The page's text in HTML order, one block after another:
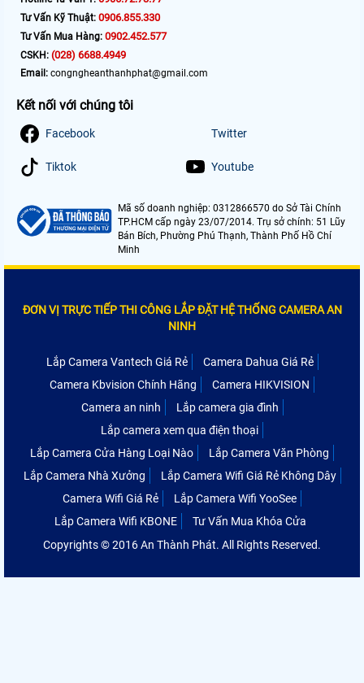
Tư Vấn Kỹ Thuật: 0906.855.330
Tư Vấn Mua Hàng: 0902.452.577
CSKH: (028) 6688.4949
Email: congngheanthanhphat@gmail.com
Kết nối với chúng tôi
Facebook Twitter
Tiktok Youtube
Mã số doanh nghiệp: 0312866570 do Sở Tài Chính
TP.HCM cấp ngày 23/07/2014. Trụ sở chính: 51 Lũy
Bán Bích, Phường Phú Thạnh, Thành Phố Hồ Chí
Minh
ĐƠN VỊ TRỰC TIẾP THI CÔNG LẮP ĐẶT HỆ THỐNG CAMERA AN
NINH
Lắp Camera Vantech Giá Rẻ
Camera Dahua Giá Rẻ
Camera Kbvision Chính Hãng
Camera HIKVISION
Camera an ninh
Lắp camera gia đình
Lắp camera xem qua điện thoại
Lắp Camera Cửa Hàng Loại Nào
Lắp Camera Văn Phòng
Lắp Camera Nhà Xưởng
Lắp Camera Wifi Giá Rẻ Không Dây
Camera Wifi Giá Rẻ
Lắp Camera Wifi YooSee
Lắp Camera Wifi KBONE
Tư Vấn Mua Khóa Cửa
Copyrights © 2016 An Thành Phát. All Rights Reserved.